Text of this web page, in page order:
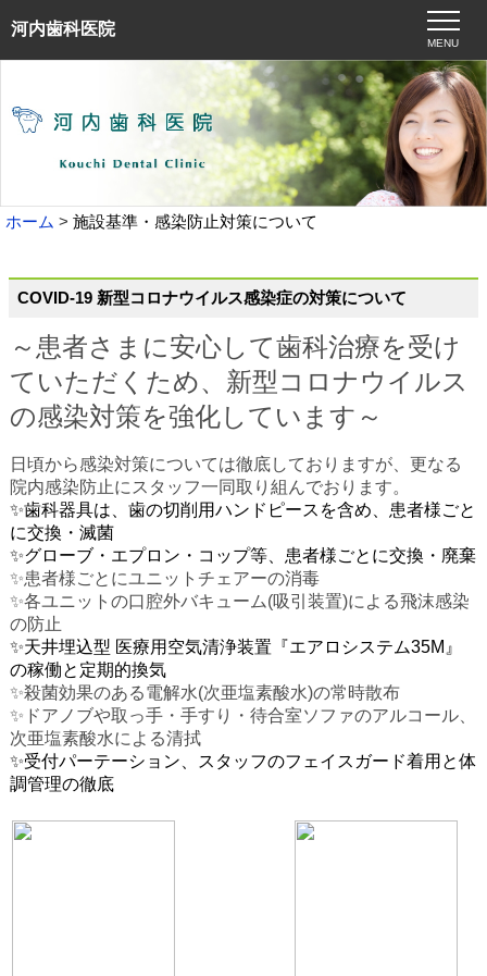
河内歯科医院
MENU
ホーム 施設基準・感染防止対策について
COVID-19 新型コロナウイルス感染症の対策について
～患者さまに安心して歯科治療を受け
ていただくため、新型コロナウイルス
の感染対策を強化しています～
日頃から感染対策については徹底しておりますが、更なる
院内感染防止にスタッフ一同取り組んでおります。
✨歯科器具は、歯の切削用ハンドピースを含め、患者様ごと
に交換・滅菌
✨グローブ・エプロン・コップ等、患者様ごとに交換・廃棄
✨患者様ごとにユニットチェアーの消毒
✨各ユニットの口腔外バキューム(吸引装置)による飛沫感染
の防止
✨天井埋込型 医療用空気清浄装置『エアロシステム35M』
の稼働と定期的換気
✨殺菌効果のある電解水(次亜塩素酸水)の常時散布
✨ドアノブや取っ手・手すり・待合室ソファのアルコール、
次亜塩素酸水による清拭
✨受付パーテーション、スタッフのフェイスガード着用と体
調管理の徹底